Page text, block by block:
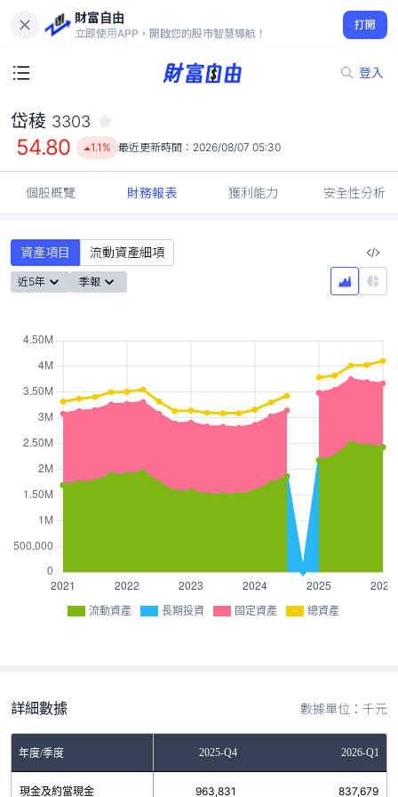
財富自由
立即使用APP，開啟您的股市智慧導航！
打開
登入
54.80
1.1%
岱稜 3303
54.80 1.1% 最近更新時間： 2026/08/07 05:30
個股概覽 財務報表 獲利能力 安全性分析
資產項目 流動資產細項
近5年 季報
流動資產 長期投資 固定資產 總資產
詳細數據 數據單位：千元
年度/季度2025-Q3 2025-Q4 2026-Q1
現金及約當現金
941,637 963,831 837,679